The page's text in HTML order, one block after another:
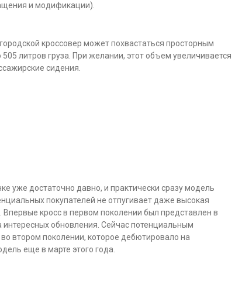
и модификации).
кроссовер может похвастаться просторным
литров груза. При желании, этот объем увеличивается
сидения.
уже достаточно давно, и практически сразу модель
покупателей не отпугивает даже высокая
кросс в первом поколении был представлен в
обновления. Сейчас потенциальным
втором поколении, которое дебютировало на
еще в марте этого года.